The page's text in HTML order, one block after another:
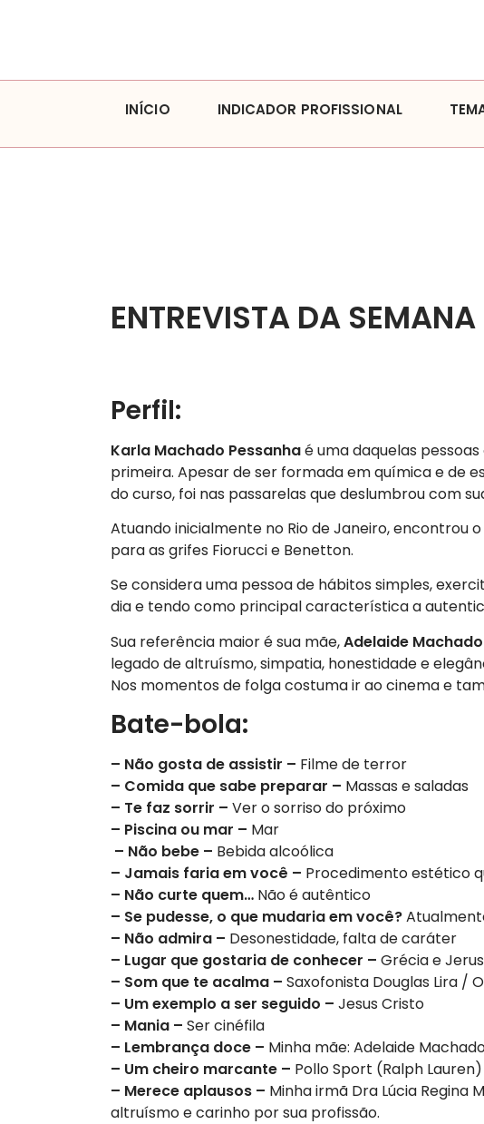
INÍCIO INDICADOR PROFISSIONAL
ENTREVISTA DA
Perfil:
Karla Machado Pessanhaé uma daquelas
primeira. Apesar de ser formada em química e de
do curso, foi nas passarelas que deslumbrou com
Atuando inicialmente no Rio de Janeiro, encontrou
para as grifes Fiorucci e Benetton.
Se considera uma pessoa de hábitos simples,
dia e tendo como principal característica a
Sua referência maior é sua mãe,Adelaide
legado de altruísmo, simpatia, honestidade e
Nos momentos de folga costuma ir ao cinema e
Bate-bola:
– Não gosta de assistir – Filme de terror
– Comida que sabe preparar – Massas e saladas
– Te faz sorrir – Ver o sorriso do próximo
– Piscina ou mar – Mar
– Não bebe – Bebida alcoólica
– Jamais faria em você – Procedimento estético
– Não curte quem… Não é autêntico
– Se pudesse, o que mudaria em você?
– Não admira – Desonestidade, falta de caráter
– Lugar que gostaria de conhecer – Grécia e
– Som que te acalma – Saxofonista Douglas Lira /
– Um exemplo a ser seguido – Jesus Cristo
– Mania – Ser cinéfila
– Lembrança doce – Minha mãe: Adelaide
– Um cheiro marcante – Pollo Sport (Ralph Lauren)
– Merece aplausos – Minha irmã Dra Lúcia Regina
altruísmo e carinho por sua profissão.